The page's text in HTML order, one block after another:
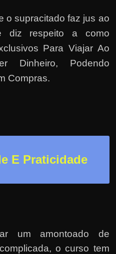
o supracitado faz jus ao
diz respeito a como
Para Viajar Ao
Dinheiro, Podendo
Compras.
E Praticidade
um amontoado de
o curso tem